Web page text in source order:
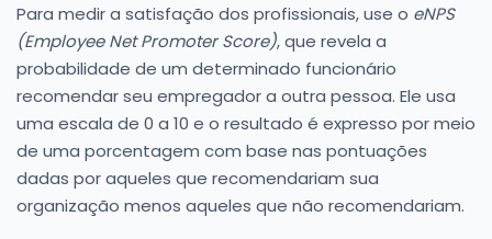
Para medir a satisfação dos profissionais, use o eNPS
(Employee Net Promoter Score), que revela a
probabilidade de um determinado funcionário
recomendar seu empregador a outra pessoa. Ele usa
uma escala de 0 a 10 e o resultado é expresso por meio
de uma porcentagem com base nas pontuações
dadas por aqueles que recomendariam sua
organização menos aqueles que não recomendariam.